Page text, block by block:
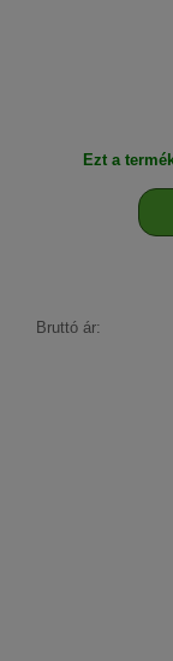
Ezt a
Bruttó ár: